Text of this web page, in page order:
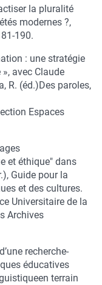
la pluralité
modernes ?,
190.
: une stratégie
avec Claude
R. (éd.)Des paroles,
Espaces
et éthique" dans
Guide pour la
et des cultures.
Universitaire de la
Archives
recherche-
éducatives
terrain